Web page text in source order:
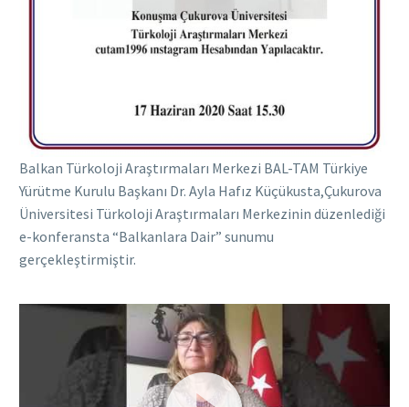
Balkan Türkoloji Araştırmaları Merkezi BAL-TAM Türkiye
Yürütme Kurulu Başkanı Dr. Ayla Hafız Küçükusta,Çukurova
Üniversitesi Türkoloji Araştırmaları Merkezinin düzenlediği
e-konferansta “Balkanlara Dair” sunumu
gerçekleştirmiştir.